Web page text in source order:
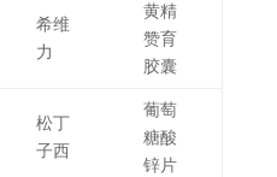
希维
力
黄精
赞育
胶囊
松丁
子西
葡萄
糖酸
锌片